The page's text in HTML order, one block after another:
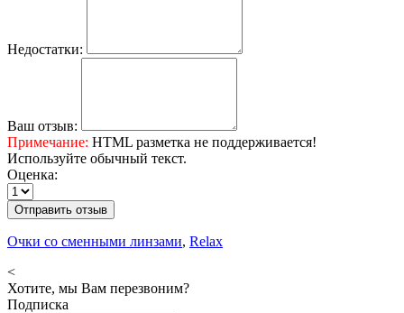
Недостатки:
Ваш отзыв:
Примечание: HTML разметка не поддерживается!
Используйте обычный текст.
Оценка:
Отправить отзыв
Очки со сменными линзами, Relax
<
Хотите, мы Вам перезвоним?
Подписка